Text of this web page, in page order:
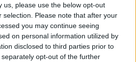
us, please use the below opt-out
selection. Please note that after your
you may continue seeing
on personal information utilized by
disclosed to third parties prior to
opt-out of the further